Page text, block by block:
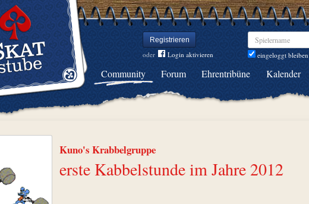
Registrieren
oder Login aktivieren
Spielername
eingeloggt bleiben
Community Forum Ehrentribüne Kalender
Kuno's Krabbelgruppe
erste Kabbelstunde im Jahre 2012